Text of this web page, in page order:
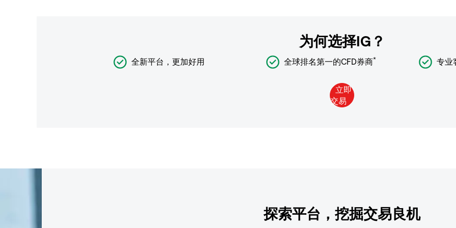
为何选择IG？
全新平台，更加好用 全球排名第一的CFD券商* 专业
探索平台，挖掘交易良机